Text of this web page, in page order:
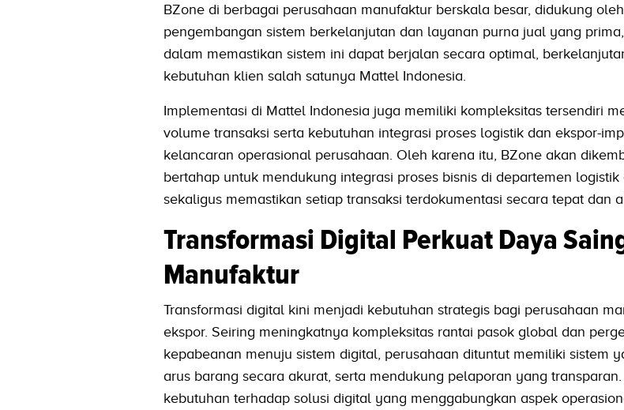
BZone di berbagai perusahaan manufaktur berskala besar, didukung
pengembangan sistem berkelanjutan dan layanan purna jual yang
dalam memastikan sistem ini dapat berjalan secara optimal,
kebutuhan klien salah satunya Mattel Indonesia.
Implementasi di Mattel Indonesia juga memiliki kompleksitas tersendiri
volume transaksi serta kebutuhan integrasi proses logistik dan ekspor-
kelancaran operasional perusahaan. Oleh karena itu, BZone akan
bertahap untuk mendukung integrasi proses bisnis di departemen
sekaligus memastikan setiap transaksi terdokumentasi secara tepat dan
Transformasi Digital Perkuat Daya
Manufaktur
Transformasi digital kini menjadi kebutuhan strategis bagi perusahaan
ekspor. Seiring meningkatnya kompleksitas rantai pasok global dan
kepabeanan menuju sistem digital, perusahaan dituntut memiliki sistem
arus barang secara akurat, serta mendukung pelaporan yang
kebutuhan terhadap solusi digital yang menggabungkan aspek